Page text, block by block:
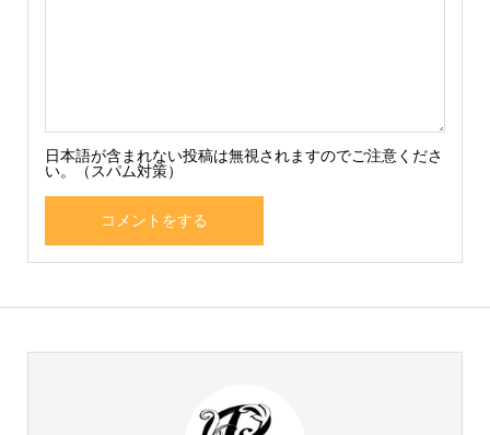
日本語が含まれない投稿は無視されますのでご注意くださ
い。（スパム対策）